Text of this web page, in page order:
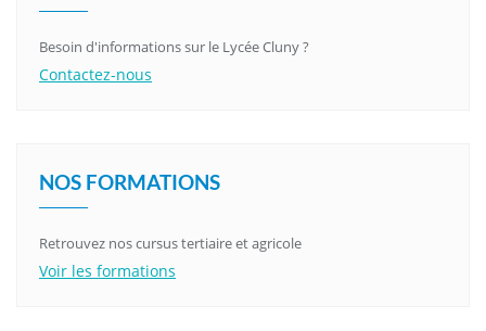
Besoin d'informations sur le Lycée Cluny ?
Contactez-nous
NOS FORMATIONS
Retrouvez nos cursus tertiaire et agricole
Voir les formations